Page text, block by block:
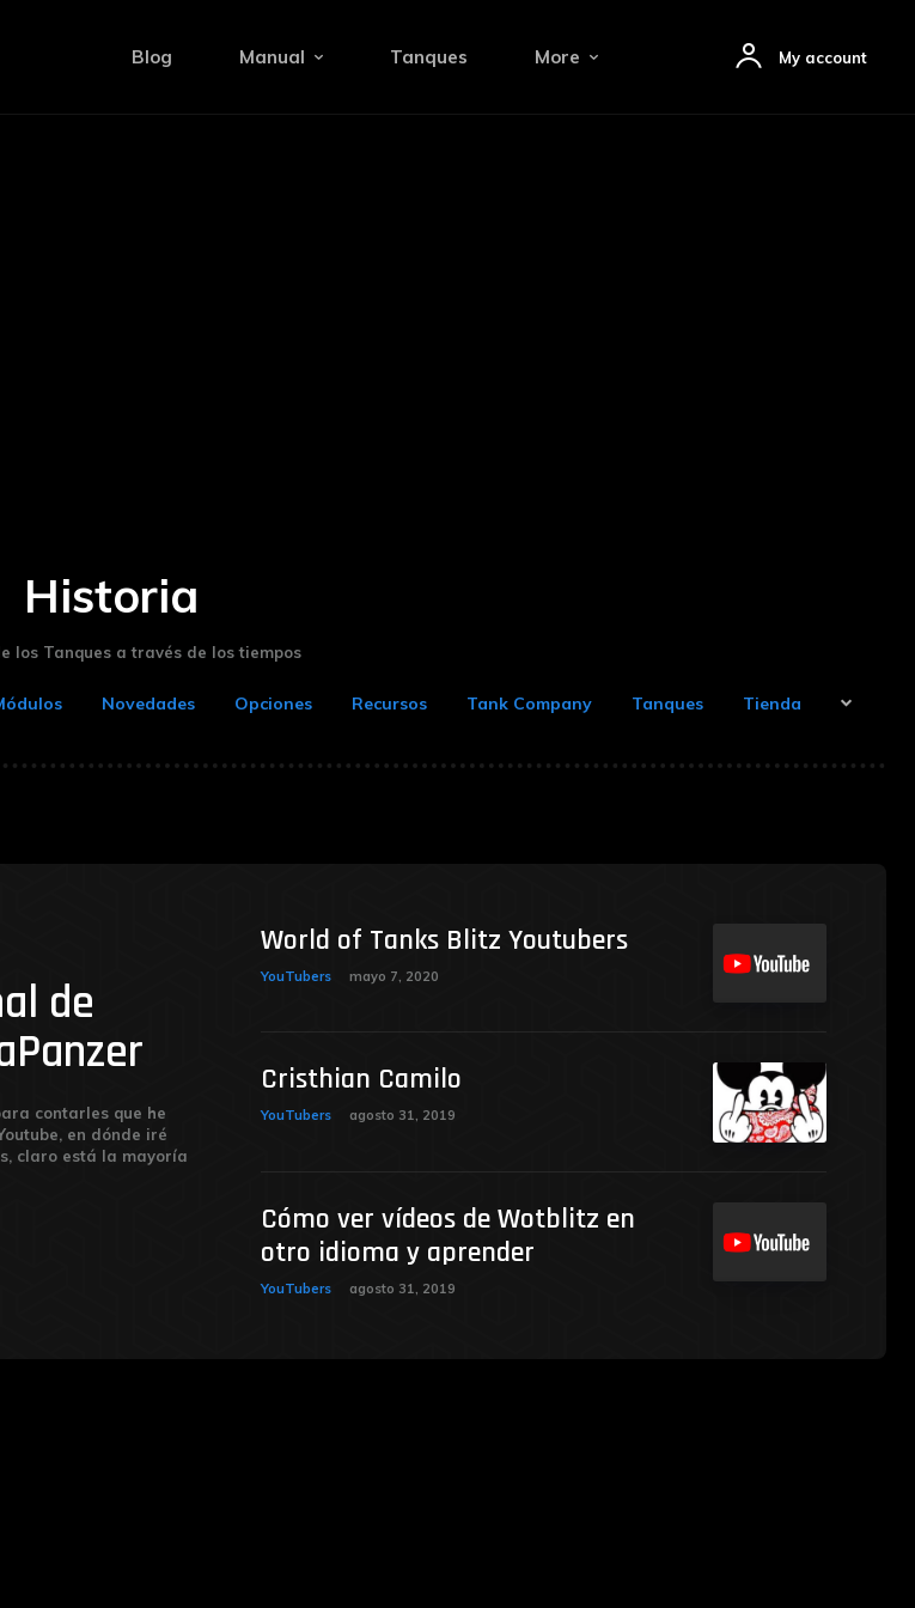
Blog Manual Tanques More My account
Historia
los Tanques a través de los tiempos
Novedades Opciones Recursos Tank Company Tanques Tienda
de
contarles que he
en dónde iré
claro está la mayoría
World of Tanks Blitz Youtubers
YouTubers mayo 7, 2020
Cristhian Camilo
YouTubers agosto 31, 2019
Cómo ver vídeos de Wotblitz en
otro idioma y aprender
YouTubers agosto 31, 2019